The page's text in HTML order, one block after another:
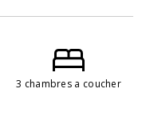
3 chambres a coucher